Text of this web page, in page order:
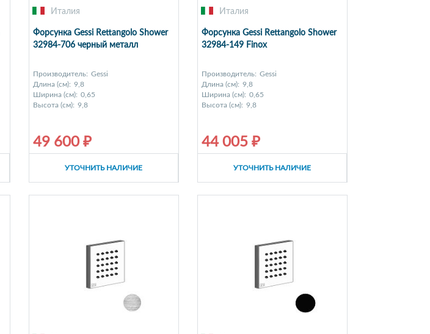
Италия
Форсунка Gessi Rettangolo Shower
32984-706 черный металл
Производитель: Gessi
Длина (см): 9,8
Ширина (см): 0,65
Высота (см): 9,8
49 600 ₽
УТОЧНИТЬ НАЛИЧИЕ
Италия
Форсунка Gessi Rettangolo Shower
32984-149 Finox
Производитель: Gessi
Длина (см): 9,8
Ширина (см): 0,65
Высота (см): 9,8
44 005 ₽
УТОЧНИТЬ НАЛИЧИЕ